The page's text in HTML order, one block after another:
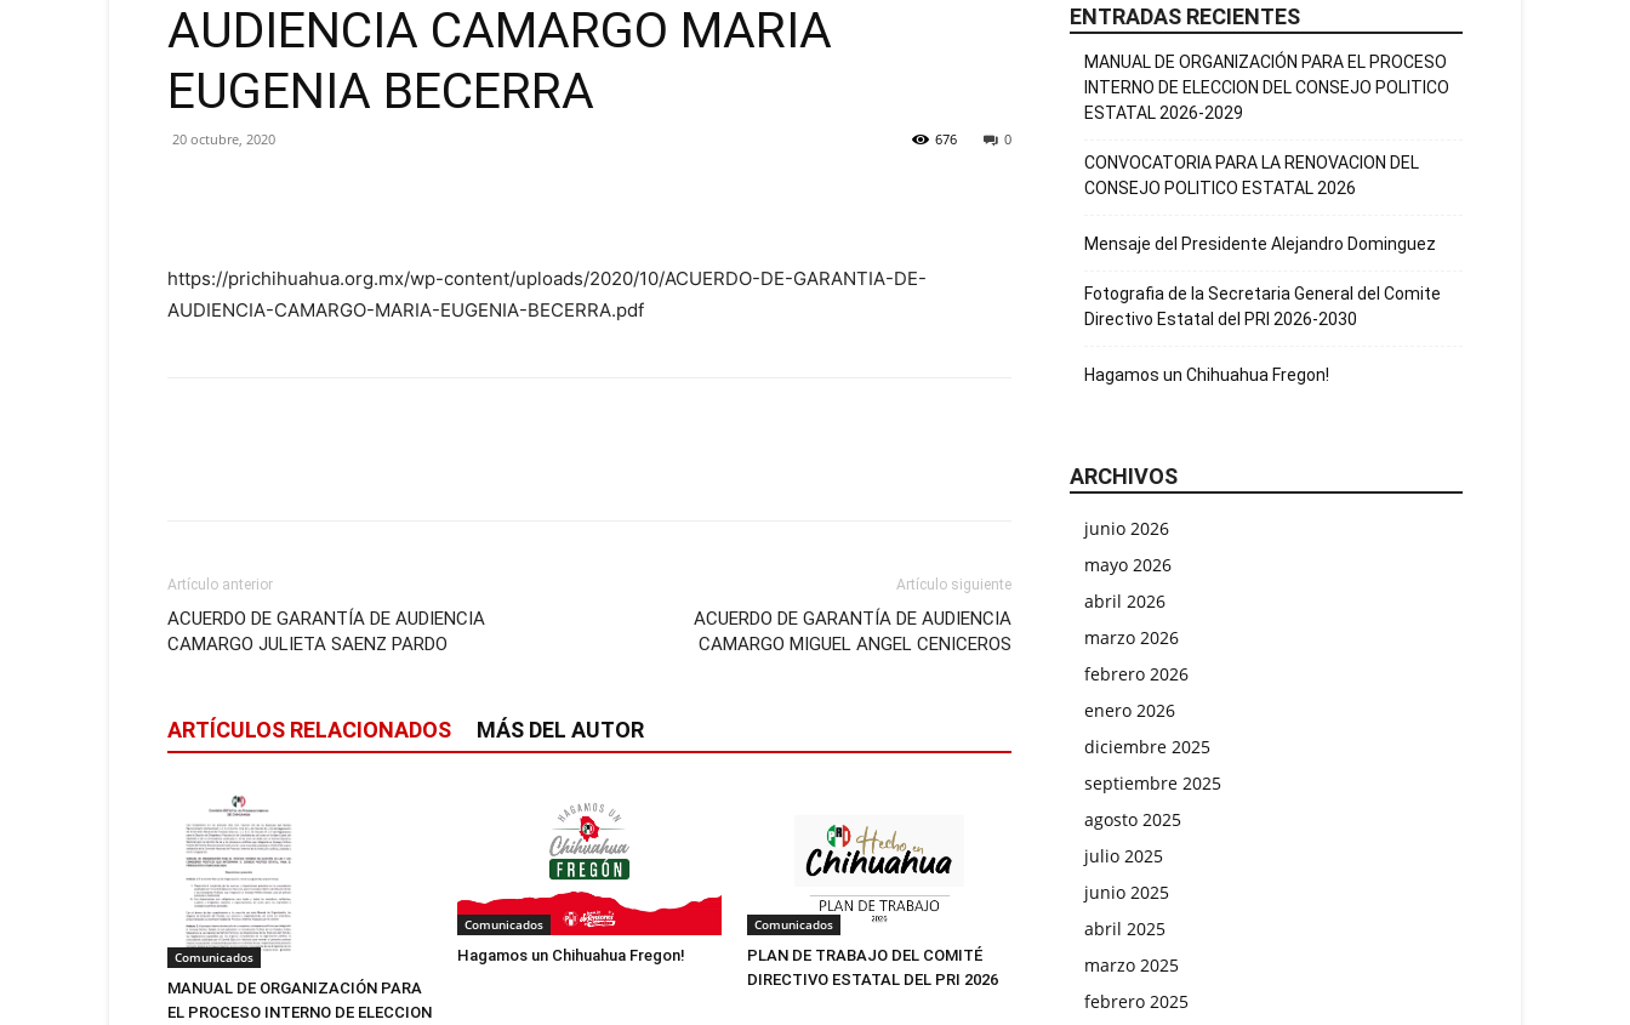
CDE
AUDIENCIA CAMARGO MARIA
EUGENIA BECERRA
20 octubre, 2020 0
676
https://prichihuahua.org.mx/wp-content/uploads/2020/10/ACUERDO-DE-GARANTIA-DE-
AUDIENCIA-CAMARGO-MARIA-EUGENIA-BECERRA.pdf
Artículo anterior
ACUERDO DE GARANTÍA DE AUDIENCIA
CAMARGO JULIETA SAENZ PARDO
Artículo siguiente
ACUERDO DE GARANTÍA DE AUDIENCIA
CAMARGO MIGUEL ANGEL CENICEROS
ARTÍCULOS RELACIONADOS MÁS DEL AUTOR
Comunicados
MANUAL DE ORGANIZACIÓN PARA
EL PROCESO INTERNO DE ELECCION
Comunicados
Hagamos un Chihuahua Fregon!
Comunicados
PLAN DE TRABAJO DEL COMITÉ
DIRECTIVO ESTATAL DEL PRI 2026
ENTRADAS RECIENTES
MANUAL DE ORGANIZACIÓN PARA EL PROCESO
INTERNO DE ELECCION DEL CONSEJO POLITICO
ESTATAL 2026-2029
CONVOCATORIA PARA LA RENOVACION DEL
CONSEJO POLITICO ESTATAL 2026
Mensaje del Presidente Alejandro Dominguez
Fotografia de la Secretaria General del Comite
Directivo Estatal del PRI 2026-2030
Hagamos un Chihuahua Fregon!
ARCHIVOS
junio 2026
mayo 2026
abril 2026
marzo 2026
febrero 2026
enero 2026
diciembre 2025
septiembre 2025
agosto 2025
julio 2025
junio 2025
abril 2025
marzo 2025
febrero 2025